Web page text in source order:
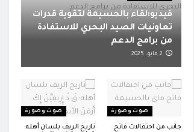
فيديو:لقاء بالحسيمة لتقوية قدرات
تعاونيات الصيد البحري للاستفادة
من برامج الدعم
صوت وصورة
جانب من احتفالات فاتح
صوت وصورة
تاريخ الريف بلسان أهله: